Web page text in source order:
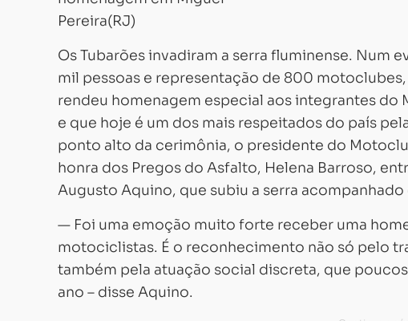
Os Tubarões invadiram a serra fluminense. Num
mil pessoas e representação de 800
rendeu homenagem especial aos integrantes do
e que hoje é um dos mais respeitados do país
ponto alto da cerimônia, o presidente do
honra dos Pregos do Asfalto, Helena Barroso,
Augusto Aquino, que subiu a serra
— Foi uma emoção muito forte receber uma
motociclistas. É o reconhecimento não só pelo
também pela atuação social discreta, que
ano – disse Aquino.